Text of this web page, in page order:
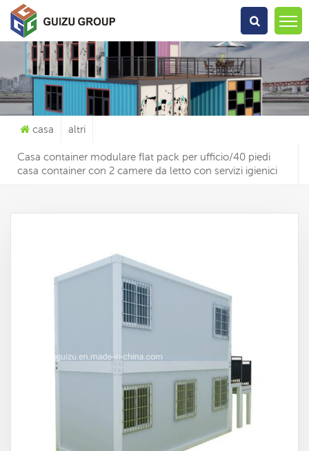
Che Cosa Sta Cercando?
casa altri
Casa container modulare flat pack per ufficio/40 piedi
casa container con 2 camere da letto con servizi igienici